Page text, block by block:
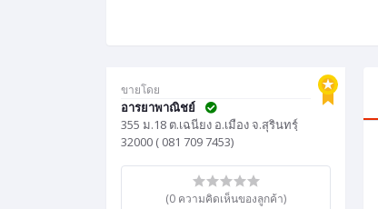
ขายโดย
อารยาพาณิชย์
355 ม.18 ต.เฉนียง อ.เมือง จ.สุรินทรฺ์
32000 ( 081 709 7453)
(0 ความคิดเห็นของลูกค้า)